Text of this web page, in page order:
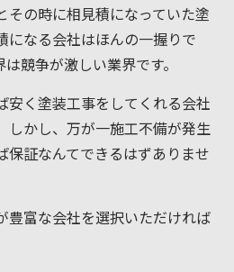
その時に相見積になっていた塗
になる会社はほんの一握りで
競争が激しい業界です。
安く塗装工事をしてくれる会社
しかし、万が一施工不備が発生
保証なんてできるはずありませ
豊富な会社を選択いただければ